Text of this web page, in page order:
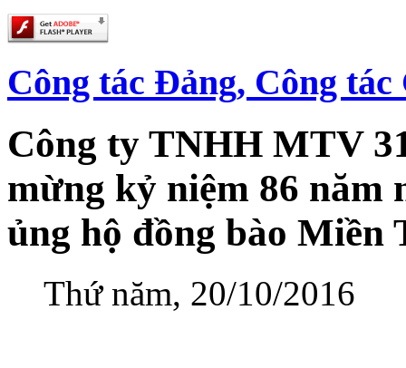
Công tác Đảng, Công
Công ty TNHH MTV
mừng kỷ niệm 86 năm
ủng hộ đồng bào
Thứ năm, 20/10/2016